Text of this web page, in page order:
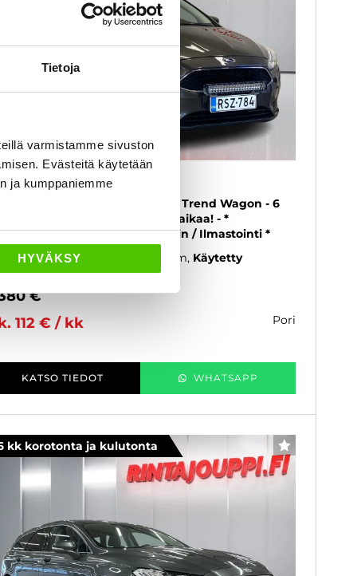
Tietoja
varmistamme sivuston
Evästeitä käytetään
ja kumppaniemme
HYVÄKSY
Focus
EcoBoost 125 hv Start/Stop M6 Trend Wagon - 6
korotonta ja kulutonta maksuaikaa! - *
/ Sadetunnistin / Ilmastointi *
, Manuaali, Bensiini, 145 000 km Käytetty
€
112 € / kk
pori
KATSO TIEDOT WHATSAPP
kk korotonta ja kulutonta SUOSIKKI